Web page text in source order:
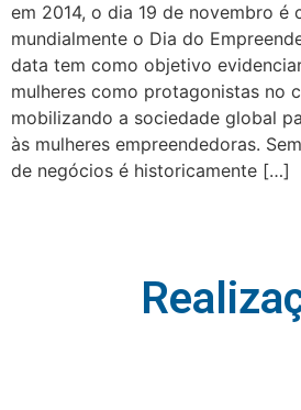
em 2014, o dia 19 de novembro é
mundialmente o Dia do
data tem como objetivo
mulheres como protagonistas no
mobilizando a sociedade global
às mulheres empreendedoras.
de negócios é historicamente […]